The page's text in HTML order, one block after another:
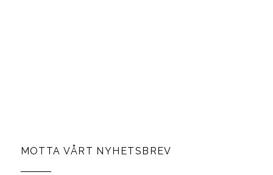
MOTTA VÅRT NYHETSBREV